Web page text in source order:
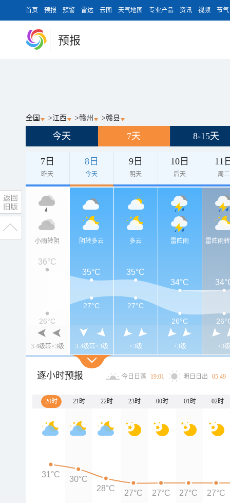
首页 预报 预警 雷达 云图 天气地图 专业产品 资讯 视频 节气
预报
全国 >江西 >赣州 >赣县
今天 7天 8-15天
7日
昨天
8日
今天
9日
明天
10日
后天
11
周二
小雨转阴
3-4级转<3级
阴转多云
3-4级转<3级
多云
<3级
雷阵雨
<3级
雷阵雨
<3级
36°C
35°C
35°C
34°C
26°C
27°C
27°C
26°C
逐小时预报 今日日落 19:01 明日日出 05:49
20时 21时 22时 23时 00时 01时 02时
31°C
30°C
28°C
27°C 27°C 27°C 27°C